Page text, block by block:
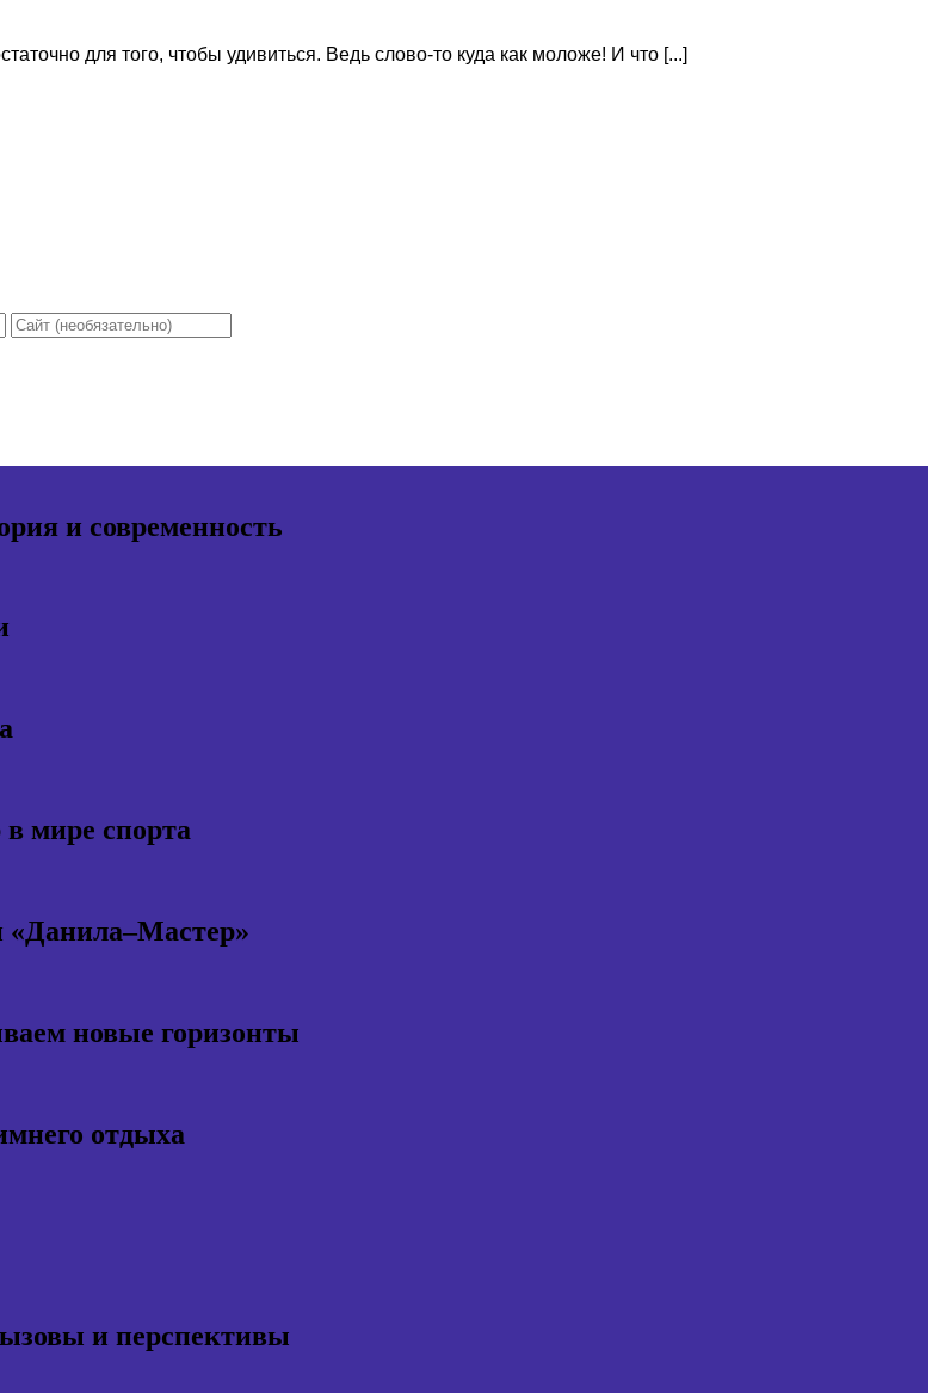
для того, чтобы удивиться. Ведь слово-то куда как моложе! И что [...]
и современность
мире спорта
«Данила–Мастер»
новые горизонты
отдыха
и перспективы